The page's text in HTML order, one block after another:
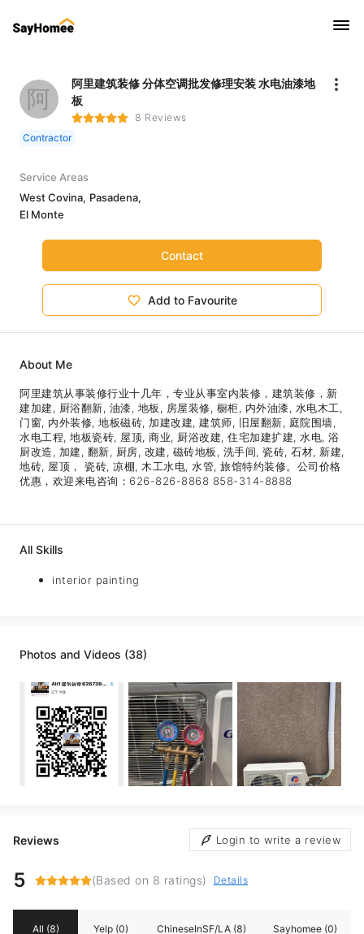
阿
阿里建筑装修 分体空调批发修理安装 水电油漆地
板
8 Reviews
Contractor
Service Areas
West Covina, Pasadena,
El Monte
Contact
Add to Favourite
About Me
阿里建筑从事装修行业十几年，专业从事室内装修，建筑装修，新
建加建, 厨浴翻新, 油漆, 地板, 房屋装修, 橱柜, 内外油漆, 水电木工,
门窗, 内外装修, 地板磁砖, 加建改建, 建筑师, 旧屋翻新, 庭院围墙,
水电工程, 地板瓷砖, 屋顶, 商业, 厨浴改建, 住宅加建扩建, 水电, 浴
厨改造, 加建, 翻新, 厨房, 改建, 磁砖地板, 洗手间, 瓷砖, 石材, 新建,
地砖, 屋顶， 瓷砖, 凉棚, 木工水电, 水管, 旅馆特约装修。公司价格
优惠，欢迎来电咨询：626-826-8868 858-314-8888
All Skills
interior painting
Photos and Videos (38)
Reviews Login to write a review
5 (Based on 8 ratings) Details
All (8) Yelp (0) ChineseInSF/LA (8) Sayhomee (0)